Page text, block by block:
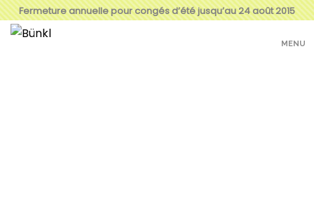
Fermeture annuelle pour congés d’été jusqu’au 24 août 2015
MENU